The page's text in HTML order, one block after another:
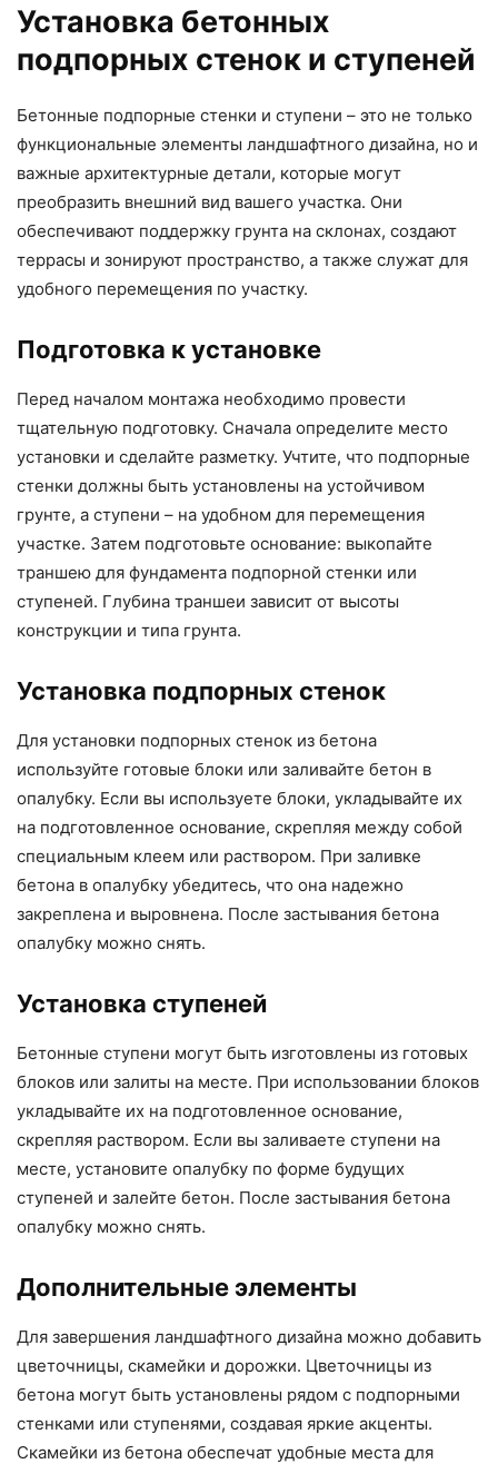
Установка бетонных
подпорных стенок и ступеней
Бетонные подпорные стенки и ступени – это не только
функциональные элементы ландшафтного дизайна, но и
важные архитектурные детали, которые могут
преобразить внешний вид вашего участка. Они
обеспечивают поддержку грунта на склонах, создают
террасы и зонируют пространство, а также служат для
удобного перемещения по участку.
Подготовка к установке
Перед началом монтажа необходимо провести
тщательную подготовку. Сначала определите место
установки и сделайте разметку. Учтите, что подпорные
стенки должны быть установлены на устойчивом
грунте, а ступени – на удобном для перемещения
участке. Затем подготовьте основание: выкопайте
траншею для фундамента подпорной стенки или
ступеней. Глубина траншеи зависит от высоты
конструкции и типа грунта.
Установка подпорных стенок
Для установки подпорных стенок из бетона
используйте готовые блоки или заливайте бетон в
опалубку. Если вы используете блоки, укладывайте их
на подготовленное основание, скрепляя между собой
специальным клеем или раствором. При заливке
бетона в опалубку убедитесь, что она надежно
закреплена и выровнена. После застывания бетона
опалубку можно снять.
Установка ступеней
Бетонные ступени могут быть изготовлены из готовых
блоков или залиты на месте. При использовании блоков
укладывайте их на подготовленное основание,
скрепляя раствором. Если вы заливаете ступени на
месте, установите опалубку по форме будущих
ступеней и залейте бетон. После застывания бетона
опалубку можно снять.
Дополнительные элементы
Для завершения ландшафтного дизайна можно добавить
цветочницы, скамейки и дорожки. Цветочницы из
бетона могут быть установлены рядом с подпорными
стенками или ступенями, создавая яркие акценты.
Скамейки из бетона обеспечат удобные места для